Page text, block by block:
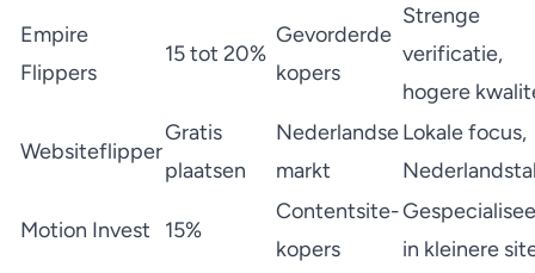
Empire
Flippers
15 tot 20%
Gevorderde
kopers
Strenge
verificatie,
hogere
Websiteflipper
Gratis
plaatsen
Nederlandse
markt
Lokale focus,
Motion Invest 15%
Contentsite-
kopers
in kleinere